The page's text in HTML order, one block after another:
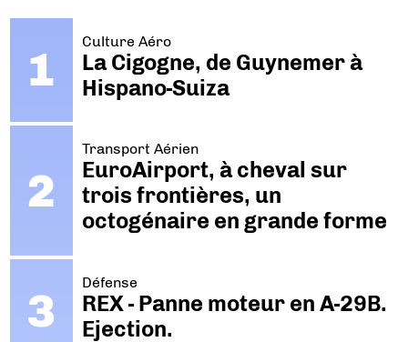
Culture Aéro
La Cigogne, de Guynemer à
Hispano-Suiza
Transport Aérien
EuroAirport, à cheval sur
trois frontières, un
octogénaire en grande forme
Défense
REX - Panne moteur en A-29B.
Ejection.